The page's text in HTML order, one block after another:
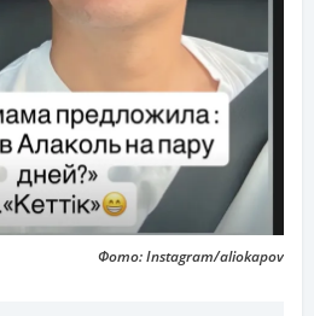
Фото: Instagram/aliokapov